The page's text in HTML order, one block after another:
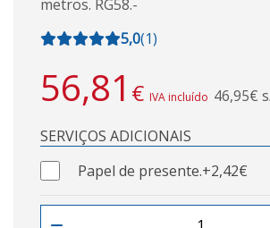
metros. RG58.-
5,0(1)
56,81 € IVA incluído 46,95€
SERVIÇOS ADICIONAIS
Papel de presente.+2,42€